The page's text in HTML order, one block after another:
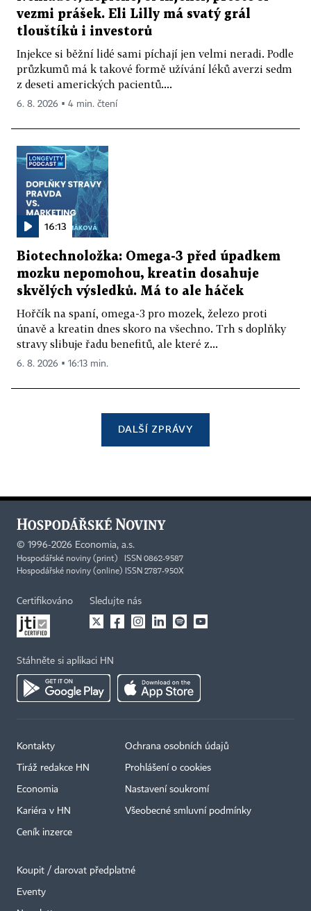
vezmi prášek. Eli Lilly má svatý grál
tlouštíků i investorů
Injekce si běžní lidé sami píchají jen velmi neradi. Podle
průzkumů má k takové formě užívání léků averzi sedm
z deseti amerických pacientů....
6. 8. 2026 ▪ 4 min. čtení
16:13
Biotechnoložka: Omega-3 před úpadkem
mozku nepomohou, kreatin dosahuje
skvělých výsledků. Má to ale háček
Hořčík na spaní, omega-3 pro mozek, železo proti
únavě a kreatin dnes skoro na všechno. Trh s doplňky
stravy slibuje řadu benefitů, ale které z...
6. 8. 2026 ▪ 16:13 min.
DALŠÍ ZPRÁVY
© 1996-2026 Economia, a.s.
Hospodářské noviny (print) ISSN 0862-9587
Hospodářské noviny (online) ISSN 2787-950X
Certifikováno Sledujte nás
Stáhněte si aplikaci HN
Kontakty
Tiráž redakce HN
Economia
Kariéra v HN
Ceník inzerce
Ochrana osobních údajů
Prohlášení o cookies
Nastavení soukromí
Všeobecné smluvní podmínky
Koupit / darovat předplatné
Eventy